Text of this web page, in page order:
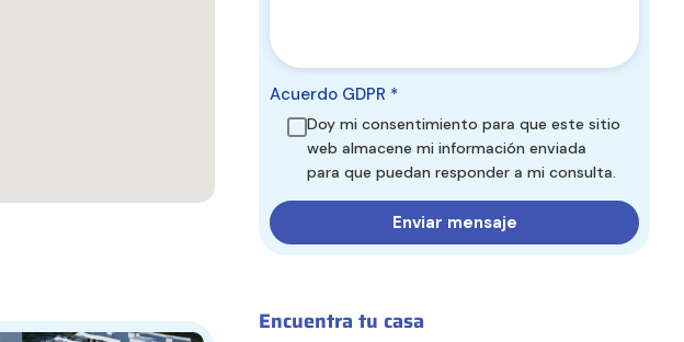
Acuerdo GDPR *
Doy mi consentimiento para que este sitio
web almacene mi información enviada
para que puedan responder a mi consulta.
Encuentra tu casa